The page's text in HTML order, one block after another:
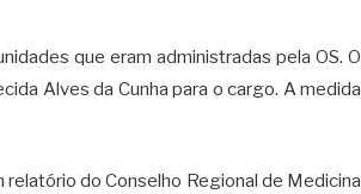
que eram administradas pela OS. O
Alves da Cunha para o cargo. A medida
do Conselho Regional de Medicina